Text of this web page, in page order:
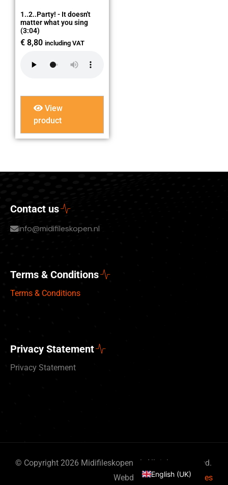
1..2..Party! - It doesn't
matter what you sing
(3:04)
€ 8,80 including VAT
View
product
Contact us
info@midifileskopen.nl
Terms & Conditions
Terms & Conditions
Privacy Statement
Privacy Statement
© Copyright 2026 Midifileskopen.nl. All rights reserved.
WebdesignBy Bits & Pieces
English (UK)
Deutsch